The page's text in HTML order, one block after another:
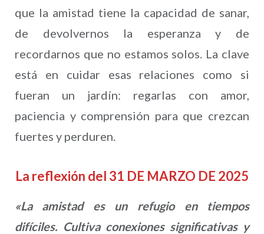
que la amistad tiene la capacidad de sanar,
de devolvernos la esperanza y de
recordarnos que no estamos solos. La clave
está en cuidar esas relaciones como si
fueran un jardín: regarlas con amor,
paciencia y comprensión para que crezcan
fuertes y perduren.
La reflexión del 31 DE MARZO DE 2025
«La amistad es un refugio en tiempos
difíciles. Cultiva conexiones significativas y